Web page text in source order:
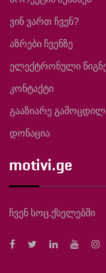
ვინ ვართ ჩვენ?
აზრები ჩვენზე
ელექტრონული
კონტაქტი
გააზიარე
დონაცია
motivi.ge
ჩვენ სოც.ქსელებში